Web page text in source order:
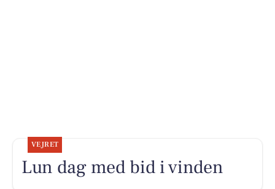
VEJRET
Lun dag med bid i vinden